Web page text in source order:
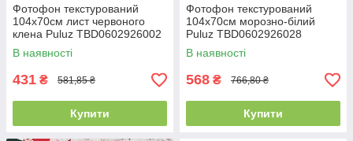
Фотофон текстурований
104x70см лист червоного
клена Puluz TBD0602926002
В наявності
431 ₴ 581,85 ₴
Купити
Фотофон текстурований
104x70см морозно-білий
Puluz TBD0602926028
В наявності
568 ₴ 766,80 ₴
Купити